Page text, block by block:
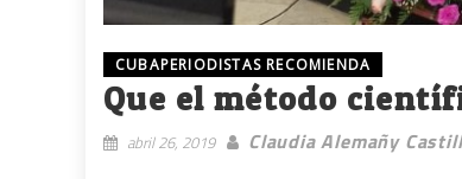
CUBAPERIODISTAS RECOMIENDA
Que el método
abril 26, 2019 Claudia Alemañy